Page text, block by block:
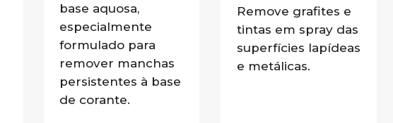
base aquosa,
especialmente
formulado para
remover manchas
persistentes à base
de corante.
Remove grafites e
tintas em spray das
superfícies lapídeas
e metálicas.